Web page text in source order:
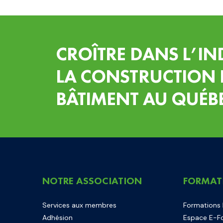
CROÎTRE DANS
LA CONSTRUCTION
BÂTIMENT AU
NOTRE ASSOCIATION
Services aux membres
Adhésion
Formations
Espace E-